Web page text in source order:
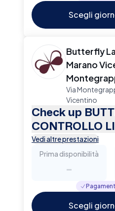
Scegli
Butterfly
Marano
Via
Vicentino
Check up
CONTROLLO
Vedi altre prestazioni
Prima disponibilità
-
Scegli